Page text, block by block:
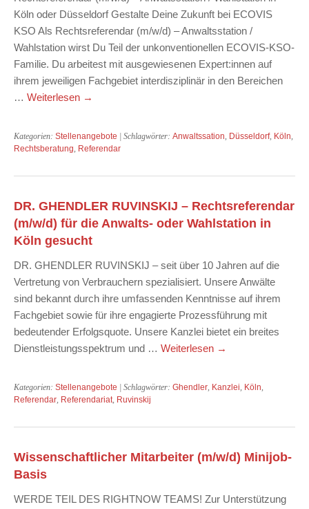
Köln oder Düsseldorf Gestalte Deine Zukunft bei ECOVIS
KSO Als Rechtsreferendar (m/w/d) – Anwaltsstation /
Wahlstation wirst Du Teil der unkonventionellen ECOVIS-KSO-
Familie. Du arbeitest mit ausgewiesenen Expert:innen auf
ihrem jeweiligen Fachgebiet interdisziplinär in den Bereichen
… Weiterlesen →
Kategorien: Stellenangebote | Schlagwörter: Anwaltssation, Düsseldorf, Köln,
Rechtsberatung, Referendar
DR. GHENDLER RUVINSKIJ – Rechtsreferendar
(m/w/d) für die Anwalts- oder Wahlstation in
Köln gesucht
DR. GHENDLER RUVINSKIJ – seit über 10 Jahren auf die
Vertretung von Verbrauchern spezialisiert. Unsere Anwälte
sind bekannt durch ihre umfassenden Kenntnisse auf ihrem
Fachgebiet sowie für ihre engagierte Prozessführung mit
bedeutender Erfolgsquote. Unsere Kanzlei bietet ein breites
Dienstleistungsspektrum und … Weiterlesen →
Kategorien: Stellenangebote | Schlagwörter: Ghendler, Kanzlei, Köln,
Referendar, Referendariat, Ruvinskij
Wissenschaftlicher Mitarbeiter (m/w/d) Minijob-
Basis
WERDE TEIL DES RIGHTNOW TEAMS! Zur Unterstützung